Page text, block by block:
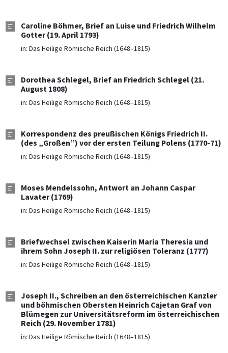
Caroline Böhmer, Brief an Luise und Friedrich Wilhelm
Gotter (19. April 1793)
in: Das Heilige Römische Reich (1648–1815)
Dorothea Schlegel, Brief an Friedrich Schlegel (21.
August 1808)
in: Das Heilige Römische Reich (1648–1815)
Korrespondenz des preußischen Königs Friedrich II.
(des „Großen”) vor der ersten Teilung Polens (1770-71)
in: Das Heilige Römische Reich (1648–1815)
Moses Mendelssohn, Antwort an Johann Caspar
Lavater (1769)
in: Das Heilige Römische Reich (1648–1815)
Briefwechsel zwischen Kaiserin Maria Theresia und
ihrem Sohn Joseph II. zur religiösen Toleranz (1777)
in: Das Heilige Römische Reich (1648–1815)
Joseph II., Schreiben an den österreichischen Kanzler
und böhmischen Obersten Heinrich Cajetan Graf von
Blümegen zur Universitätsreform im österreichischen
Reich (29. November 1781)
in: Das Heilige Römische Reich (1648–1815)